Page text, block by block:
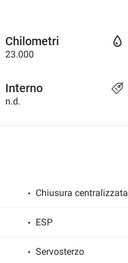
Chilometri
23.000
Interno
n.d.
Chiusura centralizzata
ESP
Servosterzo